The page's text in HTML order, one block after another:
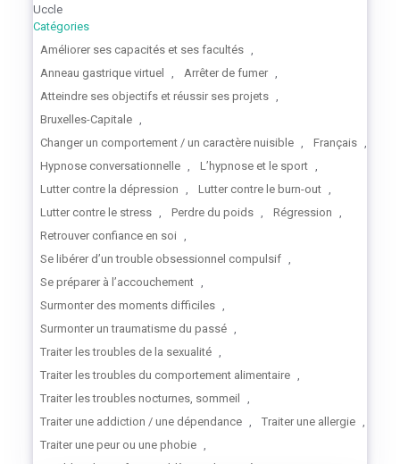
Uccle
Catégories
Améliorer ses capacités et ses facultés ,
Anneau gastrique virtuel
, Arrêter de fumer ,
Atteindre ses objectifs et réussir ses projets ,
Bruxelles-Capitale ,
Changer un comportement / un caractère nuisible , Français ,
Hypnose conversationnelle , L’hypnose et le sport ,
Lutter contre la dépression , Lutter contre le burn-out ,
Lutter contre le stress , Perdre du poids , Régression ,
Retrouver confiance en soi ,
Se libérer d’un trouble obsessionnel compulsif ,
Se préparer à l’accouchement ,
Surmonter des moments difficiles ,
Surmonter un traumatisme du passé ,
Traiter les troubles de la sexualité ,
Traiter les troubles du comportement alimentaire ,
Traiter les troubles nocturnes, sommeil
,
Traiter une addiction / une dépendance , Traiter une allergie ,
Traiter une peur ou une phobie ,